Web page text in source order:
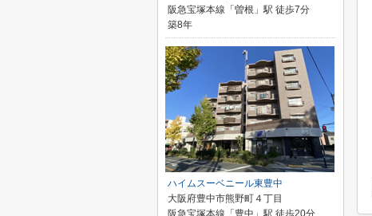
阪急宝塚本線「曽根」駅 徒歩7分
築8年
ハイムスーベニール東豊中
大阪府豊中市熊野町４丁目
阪急宝塚本線「豊中」駅 徒歩20分